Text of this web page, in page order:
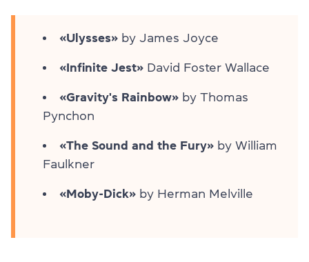
«Ulysses» by James Joyce
«Infinite Jest» David Foster Wallace
«Gravity's Rainbow» by Thomas
Pynchon
«The Sound and the Fury» by William
Faulkner
«Moby-Dick» by Herman Melville